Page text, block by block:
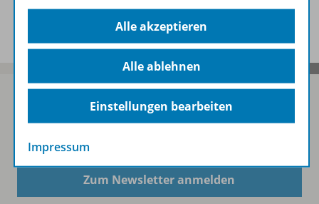
5. Klasse
Zum Newsletter anmelden
Alle akzeptieren
Alle ablehnen
Einstellungen bearbeiten
Impressum